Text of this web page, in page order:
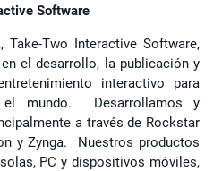
Software
Take-Two Interactive Software,
el desarrollo, la publicación y
interactivo para
el mundo. Desarrollamos y
a través de Rockstar
y Zynga. Nuestros productos
PC y dispositivos móviles,